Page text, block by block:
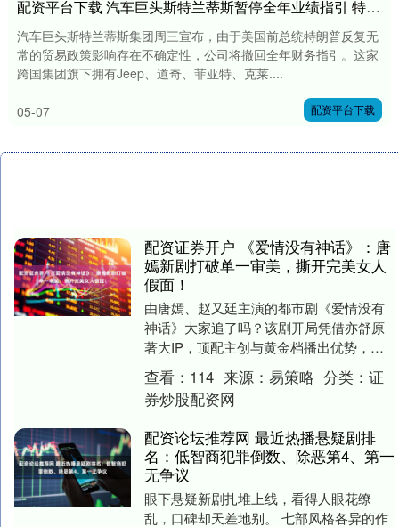
配资平台下载 汽车巨头斯特兰蒂斯暂停全年业绩指引 特朗普关税政策带来不确定性
汽车巨头斯特兰蒂斯集团周三宣布，由于美国前总统特朗普反复无
常的贸易政策影响存在不确定性，公司将撤回全年财务指引。这家
跨国集团旗下拥有Jeep、道奇、菲亚特、克莱....
05-07 配资平台下载
配资证券开户 《爱情没有神话》：唐
嫣新剧打破单一审美，撕开完美女人
假面！
由唐嫣、赵又廷主演的都市剧《爱情没有
神话》大家追了吗？该剧开局凭借亦舒原
著大IP，顶配主创与黄金档播出优势，拉
高观众期待，首播收视热度亮眼，但开播
后逐渐呈现出了....
查看： 114 来源： 易策略 分类：证
券炒股配资网
配资论坛推荐网 最近热播悬疑剧排
名：低智商犯罪倒数、除恶第4、第一
无争议
眼下悬疑新剧扎堆上线，看得人眼花缭
乱，口碑却天差地别。 七部风格各异的作